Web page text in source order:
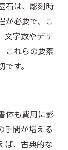
石は、彫刻時
が必要で、こ
文字数やデザ
これらの要素
す。
体も費用に影
手間が増える
ば、古典的な